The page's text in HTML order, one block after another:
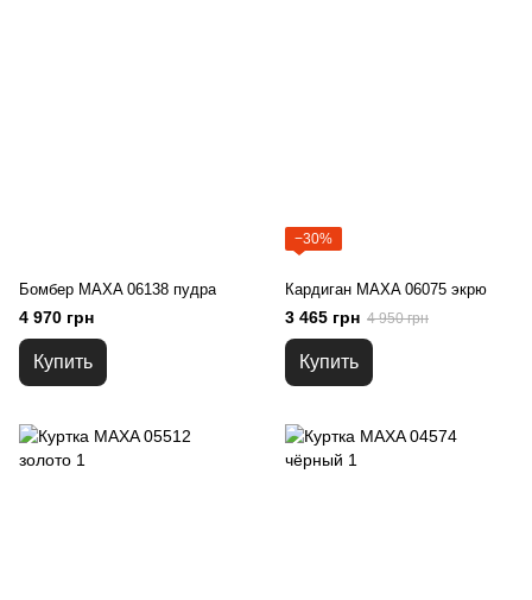
Бомбер MAXA 06138 пудра
4 970 грн
Купить
−30%
Кардиган MAXA 06075 экрю
3 465 грн 4 950 грн
Купить